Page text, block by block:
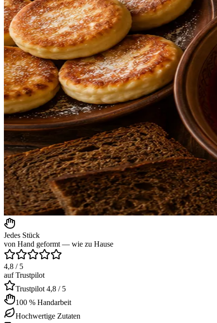
Jedes Stück
von Hand geformt — wie zu Hause
4,8 / 5
auf Trustpilot
Trustpilot 4,8 / 5
100 % Handarbeit
Hochwertige Zutaten